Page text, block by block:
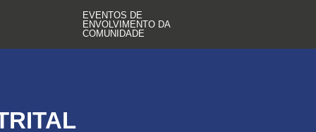
EVENTOS DE
ENVOLVIMENTO DA
COMUNIDADE